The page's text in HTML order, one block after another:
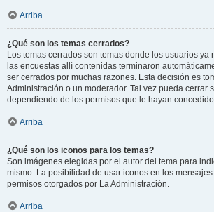
Arriba
¿Qué son los temas cerrados?
Los temas cerrados son temas donde los usuarios ya
las encuestas allí contenidas terminaron
ser cerrados por muchas razones. Esta decisión es
Administración o un moderador. Tal vez pueda cerrar
dependiendo de los permisos que le hayan
Arriba
¿Qué son los iconos para los temas?
Son imágenes elegidas por el autor del tema para
mismo. La posibilidad de usar iconos en los
permisos otorgados por La Administración.
Arriba